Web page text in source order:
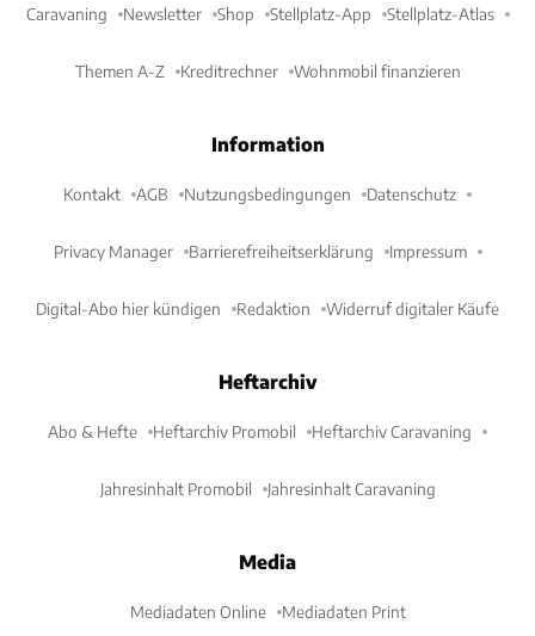
Caravaning Newsletter Shop Stellplatz-App Stellplatz-Atlas
Themen A-Z Kreditrechner Wohnmobil finanzieren
Information
Kontakt AGB Nutzungsbedingungen Datenschutz
Privacy Manager Barrierefreiheitserklärung Impressum
Digital-Abo hier kündigen Redaktion Widerruf digitaler Käufe
Heftarchiv
Abo & Hefte Heftarchiv Promobil Heftarchiv Caravaning
Jahresinhalt Promobil Jahresinhalt Caravaning
Media
Mediadaten Online Mediadaten Print